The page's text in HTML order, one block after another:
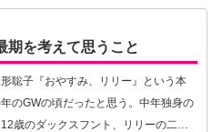
きを読む】
期を考えて思うこと
聡子『おやすみ、リリー』という本
のGWの頃だったと思う。中年独身の
歳のダックスフント、リリーの二人